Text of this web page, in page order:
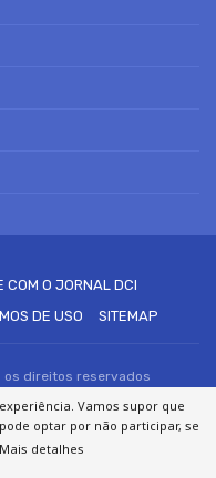
COM O JORNAL DCI
DE USO SITEMAP
os direitos reservados
Vamos supor que
optar por não participar, se
Mais detalhes